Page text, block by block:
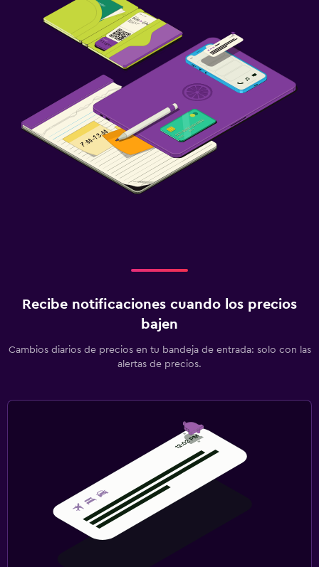
Recibe notificaciones cuando los precios
bajen
Cambios diarios de precios en tu bandeja de entrada: solo con las
alertas de precios.